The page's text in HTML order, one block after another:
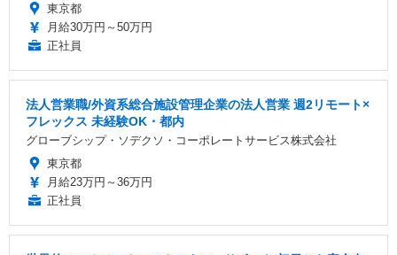
東京都
月給30万円～50万円
正社員
法人営業職/外資系総合施設管理企業の法人営業 週2リモート×
フレックス 未経験OK・都内
グローブシップ・ソデクソ・コーポレートサービス株式会社
東京都
月給23万円～36万円
正社員